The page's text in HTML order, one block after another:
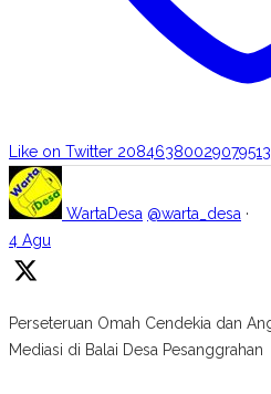
Like on Twitter
WartaDesa @warta_desa ·
4 Agu
Perseteruan Omah Cendekia dan
Mediasi di Balai Desa Pesanggrahan